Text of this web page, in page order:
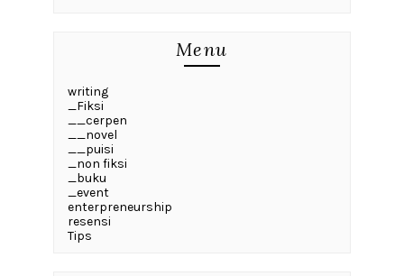
Menu
writing
_Fiksi
__cerpen
__novel
__puisi
_non fiksi
_buku
_event
enterpreneurship
resensi
Tips